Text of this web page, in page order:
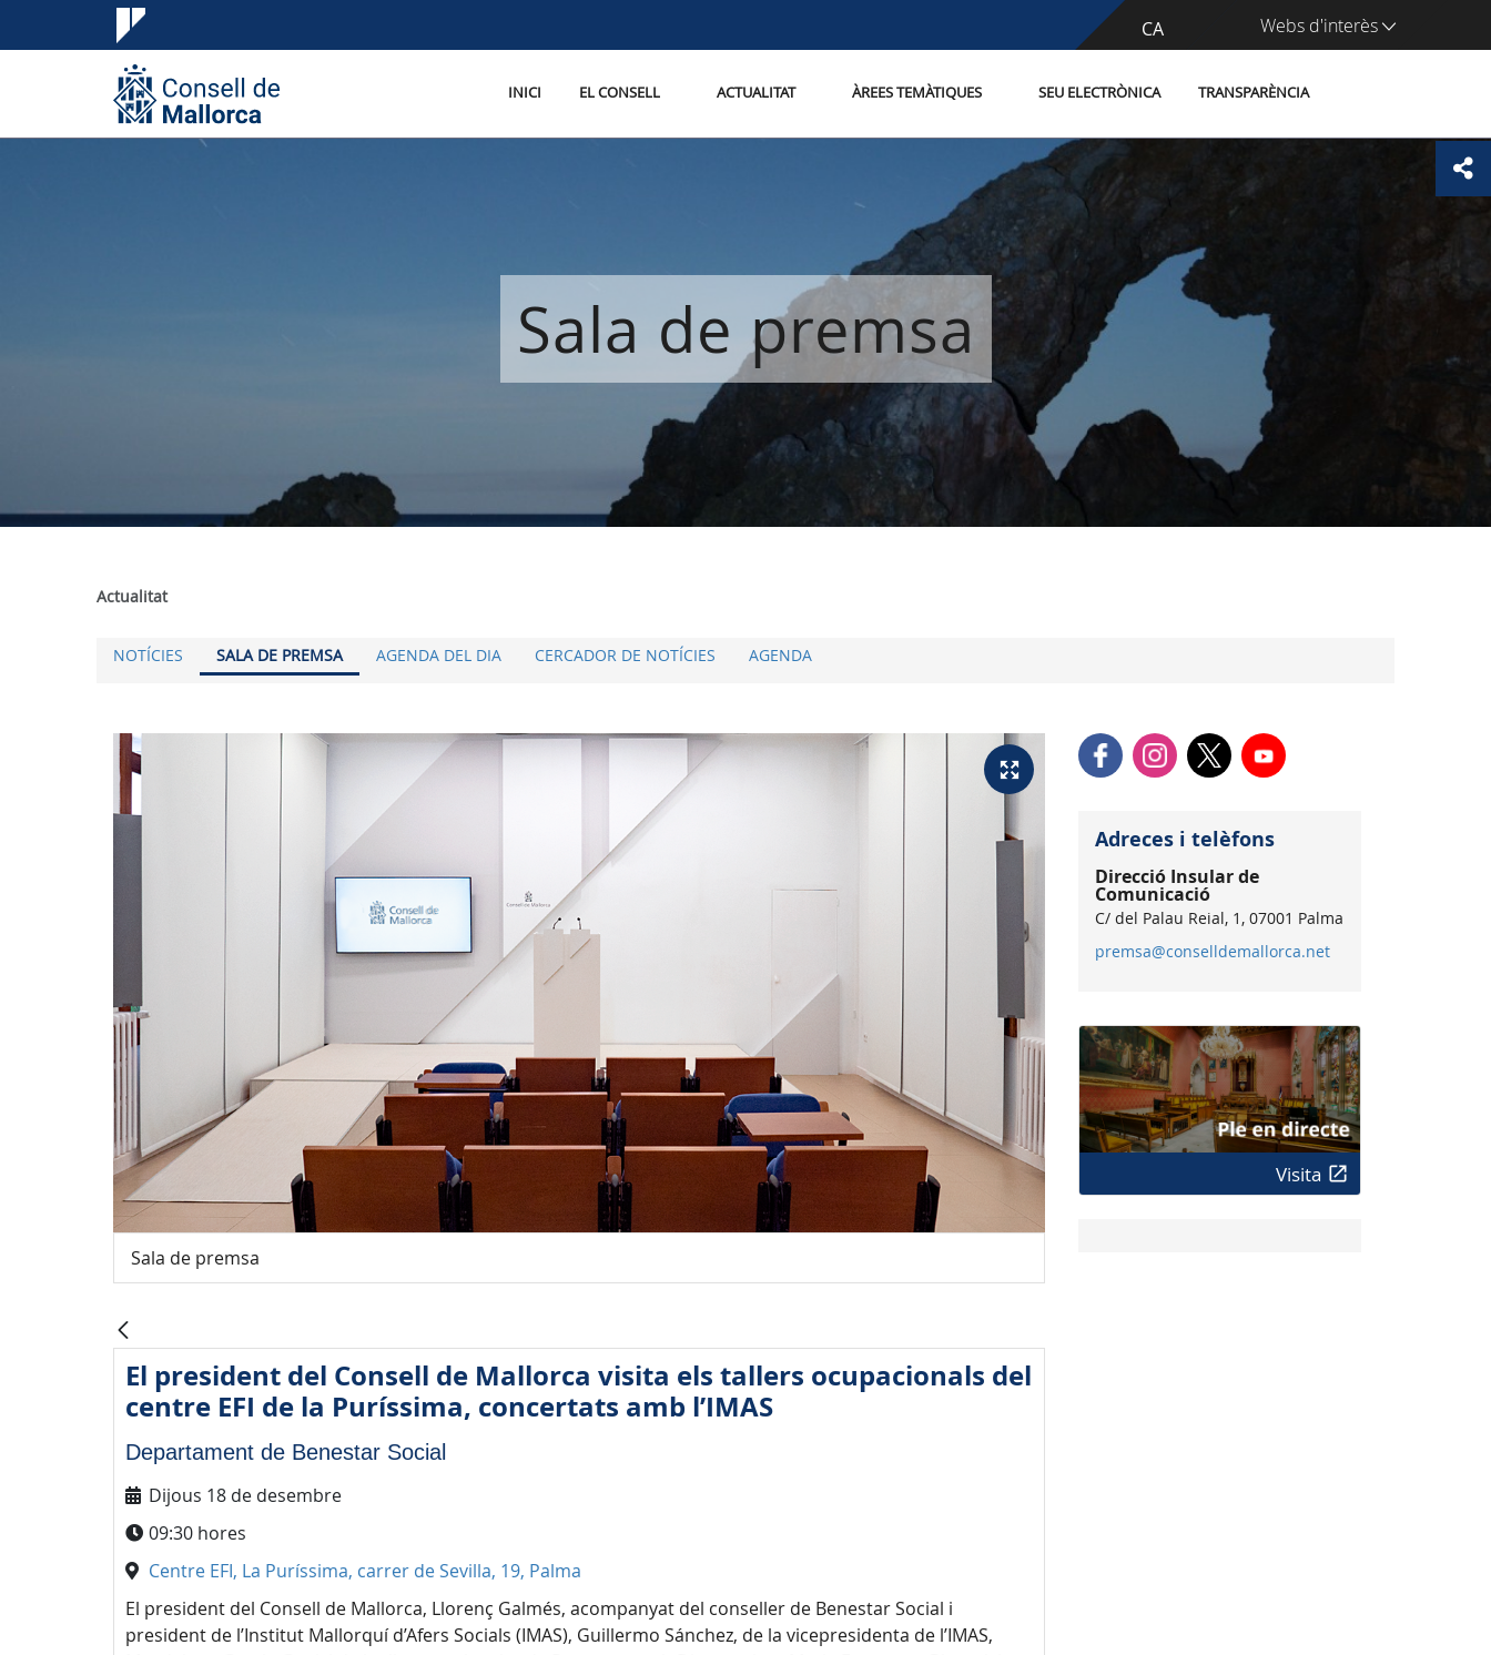
CA
ES Webs d'interès
INICI EL CONSELL ACTUALITAT ÀREES TEMÀTIQUES SEU ELECTRÒNICA TRANSPARÈNCIA
Sala de premsa
Actualitat
NOTÍCIES SALA DE PREMSA AGENDA DEL DIA CERCADOR DE NOTÍCIES AGENDA
Sala de premsa
El president del Consell de Mallorca visita els tallers ocupacionals del
centre EFI de la Puríssima, concertats amb l’IMAS
Departament de Benestar Social
Dijous 18 de desembre
09:30 hores
Centre EFI, La Puríssima, carrer de Sevilla, 19, Palma
El president del Consell de Mallorca, Llorenç Galmés, acompanyat del conseller de Benestar Social i
president de l’Institut Mallorquí d’Afers Socials (IMAS), Guillermo Sánchez, de la vicepresidenta de l’IMAS,
Adreces i telèfons
Direcció Insular de
Comunicació
C/ del Palau Reial, 1, 07001 Palma
premsa@conselldemallorca.net
Visita